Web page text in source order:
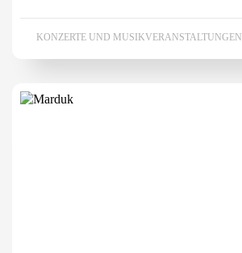
KONZERTE UND MUSIKVERANSTALTUNGEN